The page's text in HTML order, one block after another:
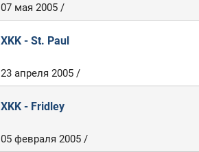
07 мая 2005 /
XKK - St. Paul
23 апреля 2005 /
XKK - Fridley
05 февраля 2005 /